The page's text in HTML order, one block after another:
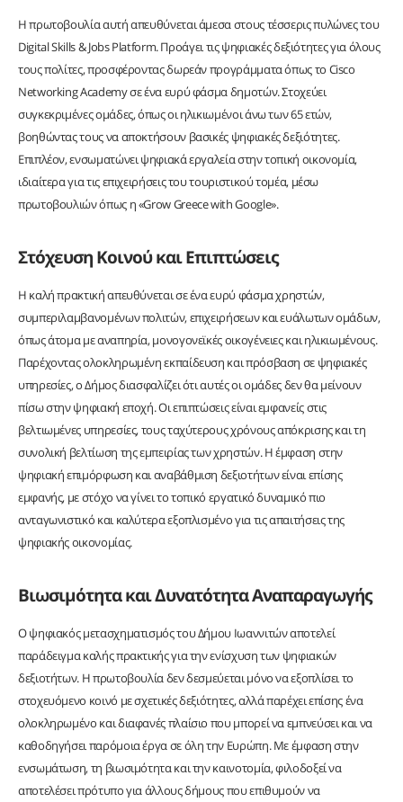
Η πρωτοβουλία αυτή απευθύνεται άμεσα στους τέσσερις πυλώνες του
Digital Skills & Jobs Platform. Προάγει τις ψηφιακές δεξιότητες για όλους
τους πολίτες, προσφέροντας δωρεάν προγράμματα όπως το Cisco
Networking Academy σε ένα ευρύ φάσμα δημοτών. Στοχεύει
συγκεκριμένες ομάδες, όπως οι ηλικιωμένοι άνω των 65 ετών,
βοηθώντας τους να αποκτήσουν βασικές ψηφιακές δεξιότητες.
Επιπλέον, ενσωματώνει ψηφιακά εργαλεία στην τοπική οικονομία,
ιδιαίτερα για τις επιχειρήσεις του τουριστικού τομέα, μέσω
πρωτοβουλιών όπως η «Grow Greece with Google».
Στόχευση Κοινού και Επιπτώσεις
Η καλή πρακτική απευθύνεται σε ένα ευρύ φάσμα χρηστών,
συμπεριλαμβανομένων πολιτών, επιχειρήσεων και ευάλωτων ομάδων,
όπως άτομα με αναπηρία, μονογονεϊκές οικογένειες και ηλικιωμένους.
Παρέχοντας ολοκληρωμένη εκπαίδευση και πρόσβαση σε ψηφιακές
υπηρεσίες, ο Δήμος διασφαλίζει ότι αυτές οι ομάδες δεν θα μείνουν
πίσω στην ψηφιακή εποχή. Οι επιπτώσεις είναι εμφανείς στις
βελτιωμένες υπηρεσίες, τους ταχύτερους χρόνους απόκρισης και τη
συνολική βελτίωση της εμπειρίας των χρηστών. Η έμφαση στην
ψηφιακή επιμόρφωση και αναβάθμιση δεξιοτήτων είναι επίσης
εμφανής, με στόχο να γίνει το τοπικό εργατικό δυναμικό πιο
ανταγωνιστικό και καλύτερα εξοπλισμένο για τις απαιτήσεις της
ψηφιακής οικονομίας.
Βιωσιμότητα και Δυνατότητα Αναπαραγωγής
Ο ψηφιακός μετασχηματισμός του Δήμου Ιωαννιτών αποτελεί
παράδειγμα καλής πρακτικής για την ενίσχυση των ψηφιακών
δεξιοτήτων. Η πρωτοβουλία δεν δεσμεύεται μόνο να εξοπλίσει το
στοχευόμενο κοινό με σχετικές δεξιότητες, αλλά παρέχει επίσης ένα
ολοκληρωμένο και διαφανές πλαίσιο που μπορεί να εμπνεύσει και να
καθοδηγήσει παρόμοια έργα σε όλη την Ευρώπη. Με έμφαση στην
ενσωμάτωση, τη βιωσιμότητα και την καινοτομία, φιλοδοξεί να
αποτελέσει πρότυπο για άλλους δήμους που επιθυμούν να